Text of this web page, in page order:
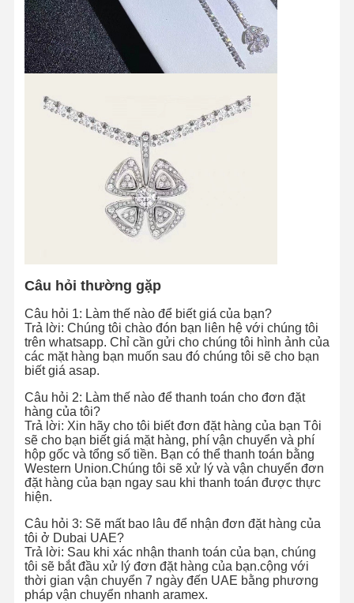
Chiếc vòng cổ bằng vàng 14K
Đồ trang sức bằng bạch kim tùy chỉnh
Câu hỏi thường gặp
Câu hỏi 1: Làm thế nào để biết giá của bạn?
Trả lời: Chúng tôi chào đón bạn liên hệ với chúng tôi
trên whatsapp. Chỉ cần gửi cho chúng tôi hình ảnh của
các mặt hàng bạn muốn sau đó chúng tôi sẽ cho bạn
biết giá asap.
Câu hỏi 2: Làm thế nào để thanh toán cho đơn đặt
hàng của tôi?
Trả lời: Xin hãy cho tôi biết đơn đặt hàng của bạn Tôi
sẽ cho bạn biết giá mặt hàng, phí vận chuyển và phí
hộp gốc và tổng số tiền. Bạn có thể thanh toán bằng
Western Union.Chúng tôi sẽ xử lý và vận chuyển đơn
đặt hàng của bạn ngay sau khi thanh toán được thực
hiện.
Câu hỏi 3: Sẽ mất bao lâu để nhận đơn đặt hàng của
tôi ở Dubai UAE?
Trả lời: Sau khi xác nhận thanh toán của bạn, chúng
tôi sẽ bắt đầu xử lý đơn đặt hàng của bạn.cộng với
thời gian vận chuyển 7 ngày đến UAE bằng phương
pháp vận chuyển nhanh aramex.